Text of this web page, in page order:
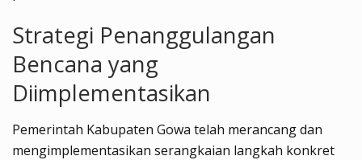
Strategi Penanggulangan
Bencana yang
Diimplementasikan
Pemerintah Kabupaten Gowa telah merancang dan
mengimplementasikan serangkaian langkah konkret